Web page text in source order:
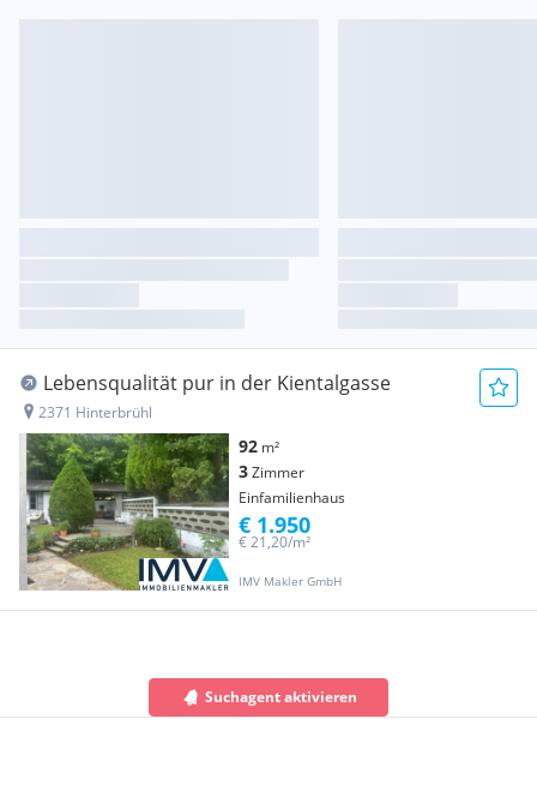
Lebensqualität pur in der Kientalgasse
2371 Hinterbrühl
92 m²
3Zimmer
Einfamilienhaus
IMV Makler GmbH
€ 21,20/m²
€ 1.950
Suchagent aktivieren